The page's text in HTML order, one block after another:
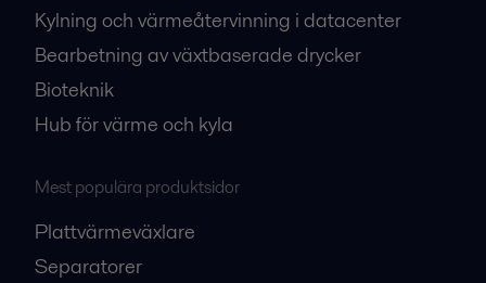
Kylning och värmeåtervinning i datacenter
Bearbetning av växtbaserade drycker
Bioteknik
Hub för värme och kyla
Mest populära produktsidor
Plattvärmeväxlare
Separatorer